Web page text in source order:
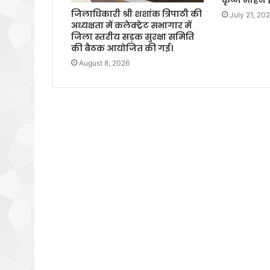
जिलाधिकारी श्री शशांक त्रिपाठी की
अध्यक्षता में कलेक्ट्रेट सभागार में
जिला स्तरीय सड़क सुरक्षा समिति
की बैठक आयोजित की गई।
August 8, 2026
July 21,